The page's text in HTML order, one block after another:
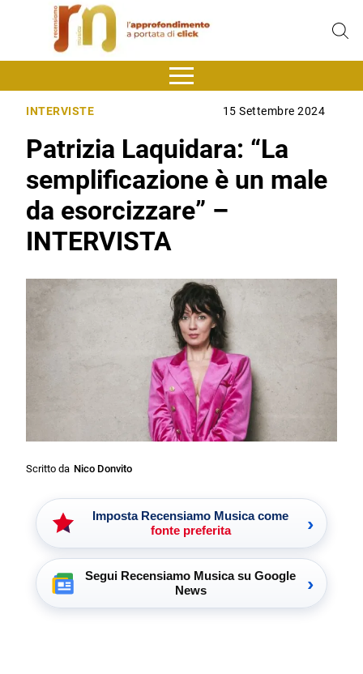
INTERVISTE 15 Settembre 2024
Patrizia Laquidara: “La
semplificazione è un male
da esorcizzare” –
INTERVISTA
Scritto da Nico Donvito
Imposta Recensiamo Musica come
fonte preferita
›
Segui Recensiamo Musica su Google
News
›